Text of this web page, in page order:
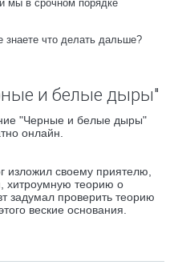
мы в срочном порядке
знаете что делать дальше?
и белые дыры"
"Черные и белые дыры"
онлайн.
изложил своему приятелю,
хитроумную теорию о
задумал проверить теорию
веские основания.